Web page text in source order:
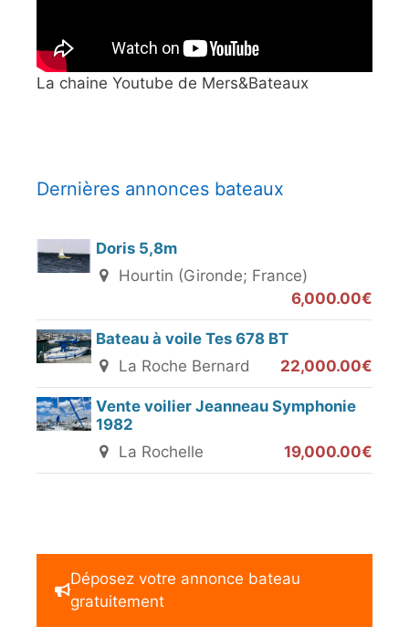
La chaine Youtube de Mers&Bateaux
Dernières annonces bateaux
Doris 5,8m
Hourtin (Gironde; France)
6,000.00€
Bateau à voile Tes 678 BT
La Roche Bernard
22,000.00€
Vente voilier Jeanneau Symphonie
1982
La Rochelle
19,000.00€
Déposez votre annonce bateau
gratuitement